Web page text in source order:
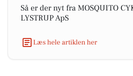
Så er der nyt fra MOSQUITO
LYSTRUP ApS
Læs hele artiklen her